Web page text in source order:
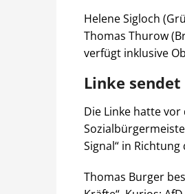
Helene Sigloch
Thomas Thurow
verfügt inklusive
Linke
Die Linke hatte
Signal“ in
Thomas Burger